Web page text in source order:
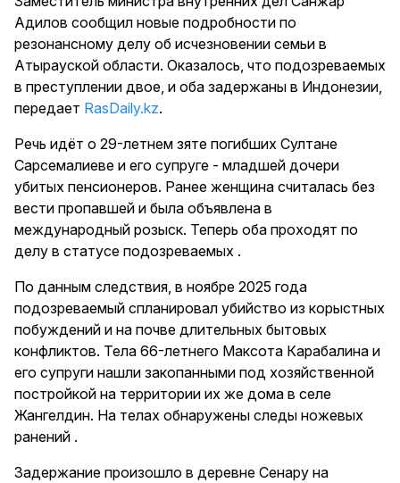
Адилов сообщил новые подробности по
резонансному делу об исчезновении семьи в
Атырауской области. Оказалось, что подозреваемых
в преступлении двое, и оба задержаны в Индонезии,
передает RasDaily.kz.
Речь идёт о 29-летнем зяте погибших Султане
Сарсемалиеве и его супруге - младшей дочери
убитых пенсионеров. Ранее женщина считалась без
вести пропавшей и была объявлена в
международный розыск. Теперь оба проходят по
делу в статусе подозреваемых .
По данным следствия, в ноябре 2025 года
подозреваемый спланировал убийство из корыстных
побуждений и на почве длительных бытовых
конфликтов. Тела 66-летнего Максота Карабалина и
его супруги нашли закопанными под хозяйственной
постройкой на территории их же дома в селе
Жангелдин. На телах обнаружены следы ножевых
ранений .
Задержание произошло в деревне Сенару на